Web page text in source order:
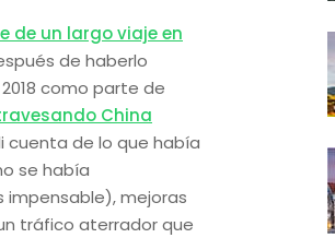
de un largo viaje en
de haberlo
como parte de
China
cuenta de lo que había
se había
impensable), mejoras
tráfico aterrador que